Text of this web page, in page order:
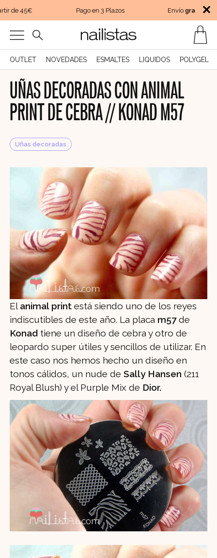
de 45€ Pago en 3 Plazos Envíogratis a✕
OUTLET NOVEDADES ESMALTES LIQUIDOS POLYGEL
UÑAS DECORADAS CON ANIMAL
PRINT DE CEBRA // KONAD M57
Uñas decoradas
El animal print está siendo uno de los reyes
indiscutibles de este año. La placa m57de
Konad tiene un diseño de cebra y otro de
leopardo super útiles y sencillos de utilizar. En
este caso nos hemos hecho un diseño en
tonos cálidos, un nude de Sally Hansen (211
Royal Blush) y el Purple Mix de Dior.